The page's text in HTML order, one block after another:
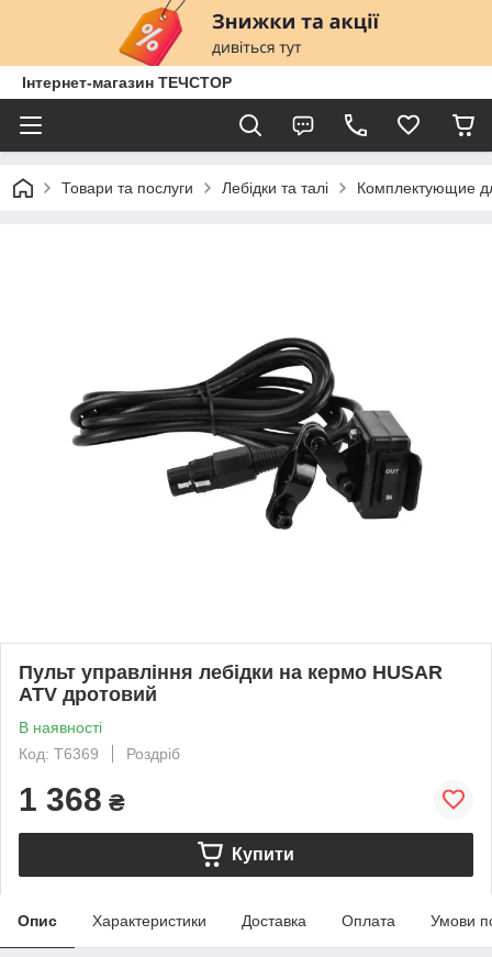
Інтернет-магазин ТЕЧСТОР
Товари та послуги Лебідки та талі Комплектующие
Пульт управління лебідки на кермо HUSAR
ATV дротовий
В наявності
Код: T6369
Роздріб
1 368 ₴
Купити
Опис Характеристики Доставка Оплата Умови